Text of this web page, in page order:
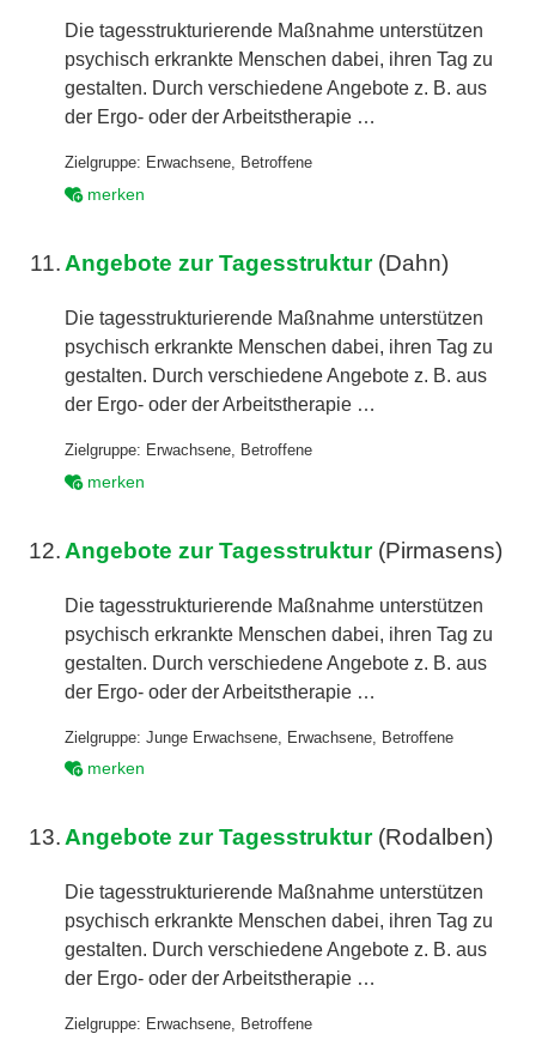
Die tagesstrukturierende Maßnahme unterstützen
psychisch erkrankte Menschen dabei, ihren Tag zu
gestalten. Durch verschiedene Angebote z. B. aus
der Ergo- oder der Arbeitstherapie …
Zielgruppe: Erwachsene, Betroffene
merken
11. Angebote zur Tagesstruktur(Dahn)
Die tagesstrukturierende Maßnahme unterstützen
psychisch erkrankte Menschen dabei, ihren Tag zu
gestalten. Durch verschiedene Angebote z. B. aus
der Ergo- oder der Arbeitstherapie …
Zielgruppe: Erwachsene
Betroffene
merken
12. Angebote zur Tagesstruktur(Pirmasens)
Die tagesstrukturierende Maßnahme unterstützen
psychisch erkrankte Menschen dabei, ihren Tag zu
gestalten. Durch verschiedene Angebote z. B. aus
der Ergo- oder der Arbeitstherapie …
Zielgruppe:Junge Erwachsene Erwachsene Betroffene
merken
13. Angebote zur Tagesstruktur(Rodalben)
Die tagesstrukturierende Maßnahme unterstützen
psychisch erkrankte Menschen dabei, ihren Tag zu
gestalten. Durch verschiedene Angebote z. B. aus
der Ergo- oder der Arbeitstherapie …
Zielgruppe: Erwachsene, Betroffene